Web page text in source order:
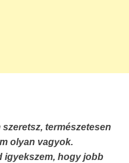
természetesen
olyan vagyok.
igyekszem, hogy jobb